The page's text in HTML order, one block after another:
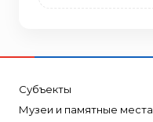
Субъекты
Музеи и памятные места